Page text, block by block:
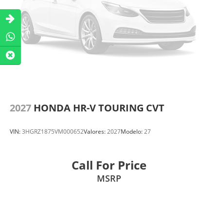
2027 HONDA HR-V TOURING CVT
VIN:3HGRZ1875VM000652Valores:2027Modelo:27
Call For Price
MSRP